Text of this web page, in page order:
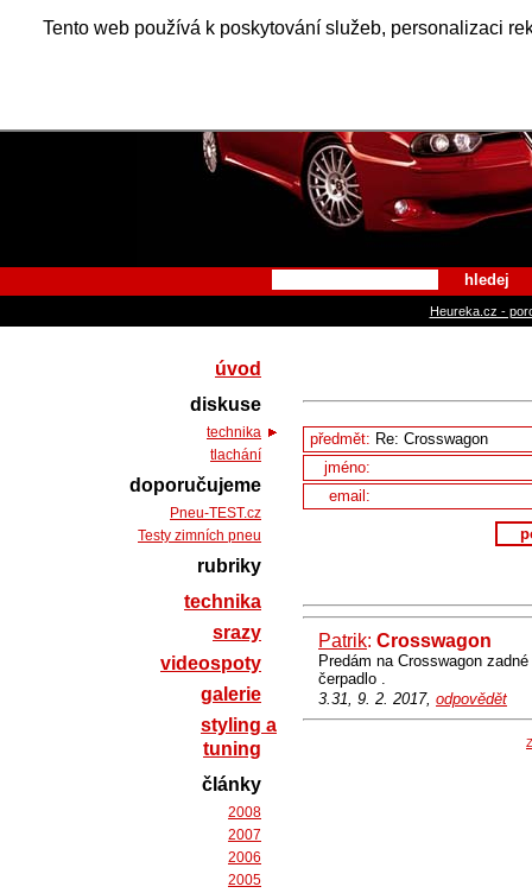
Tento web používá k poskytování služeb, personalizaci
Alfa
hledej
Heureka.cz -
předmět:
jméno:
email:
Patrik: Crosswagon
Predám na Crosswagon
čerpadlo .
3.31, 9. 2. 2017, odpovědět
úvod
diskuse
technika
tlachání
doporučujeme
Pneu-TEST.cz
Testy zimních pneu
rubriky
technika
srazy
videospoty
galerie
styling a
tuning
články
2008
2007
2006
2005